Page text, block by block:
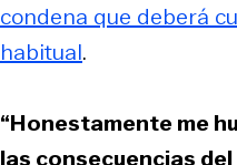
condena que deberá
habitual.
“Honestamente me
las consecuencias